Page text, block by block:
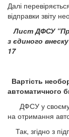
Далі
відправки звіту
Лист ДФСУ
з єдиного
17
Вартість
автоматичного
ДФСУ у своєму
на отримання
Так, згідно з